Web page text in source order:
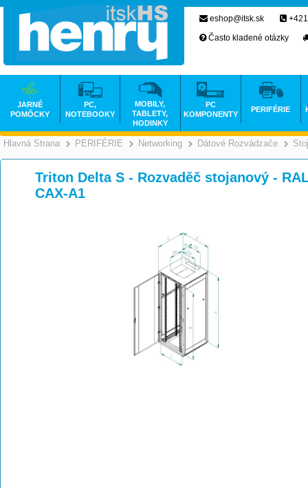
Hlavná Strana >
PERIFÉRIE >
Networking >
Dátové Rozvádzače
Triton Delta S - Rozvaděč stojanový -
CAX-A1
eshop@itsk.sk
Často kladené otázky
JARNÉ
POMÔCKY
PC,
NOTEBOOKY
MOBILY,
TABLETY,
HODINKY
PC
KOMPONENTY
PERIFÉRIE